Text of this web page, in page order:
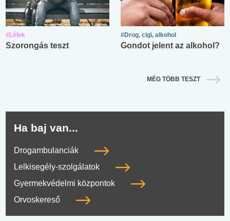
#Lélek
Szorongás teszt
#Drog, cigi, alkohol
Gondot jelent az alkohol?
MÉG TÖBB TESZT
Ha baj van...
Drogambulanciák
Lelkisegély-szolgálatok
Gyermekvédelmi központok
Orvoskereső